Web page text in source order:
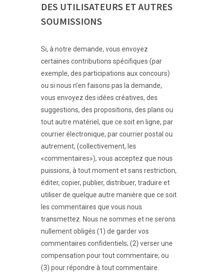
DES UTILISATEURS ET AUTRES
SOUMISSIONS
Si, à notre demande, vous envoyez
certaines contributions spécifiques (par
exemple, des participations aux concours)
ou si nous n’en faisons pas la demande,
vous envoyez des idées créatives, des
suggestions, des propositions, des plans ou
tout autre matériel, que ce soit en ligne, par
courrier électronique, par courrier postal ou
autrement, (collectivement, les
«commentaires»), vous acceptez que nous
puissions, à tout moment et sans restriction,
éditer, copier, publier, distribuer, traduire et
utiliser de quelque autre manière que ce soit
les commentaires que vous nous
transmettez. Nous ne sommes et ne serons
nullement obligés (1) de garder vos
commentaires confidentiels; (2) verser une
compensation pour tout commentaire; ou
(3) pour répondre à tout commentaire.